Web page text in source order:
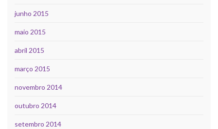
junho 2015
maio 2015
abril 2015
março 2015
novembro 2014
outubro 2014
setembro 2014